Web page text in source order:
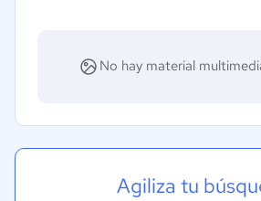
No hay material
Agiliza tu